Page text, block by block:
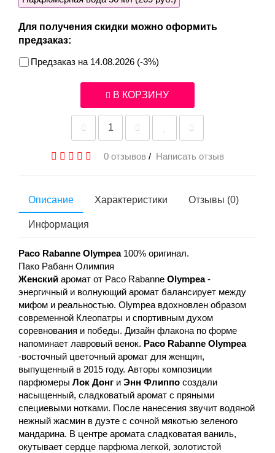
Для получения скидки можно оформить
предзаказ:
Предзаказ на 14.08.2026 (-3%)
В КОРЗИНУ
0 отзывов / Написать отзыв
Описание Характеристики Отзывы (0)
Информация
Paco Rabanne Olympea100% оригинал.
Пако Рабанн Олимпия
Женский аромат от Paco Rabanne Olympea-
энергичный и волнующий аромат балансирует между
мифом и реальностью. Olympea вдохновлен образом
современной Клеопатры и спортивным духом
соревнования и победы. Дизайн флакона по форме
напоминает лавровый венок. Paco Rabanne Olympea
-восточный цветочный аромат для женщин,
выпущенный в 2015 году. Авторы композиции
парфюмеры Лок Донг и Энн Флиппо создали
насыщенный, сладковатый аромат с пряными
специевыми нотками. После нанесения звучит водяной
нежный жасмин в дуэте с сочной мякотью зеленого
мандарина. В центре аромата сладковатая ваниль,
окутывает сердце парфюма легкой, золотистой